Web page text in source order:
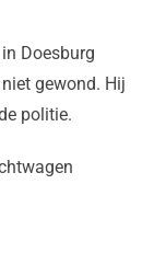
Doesburg
gewond. Hij
politie.